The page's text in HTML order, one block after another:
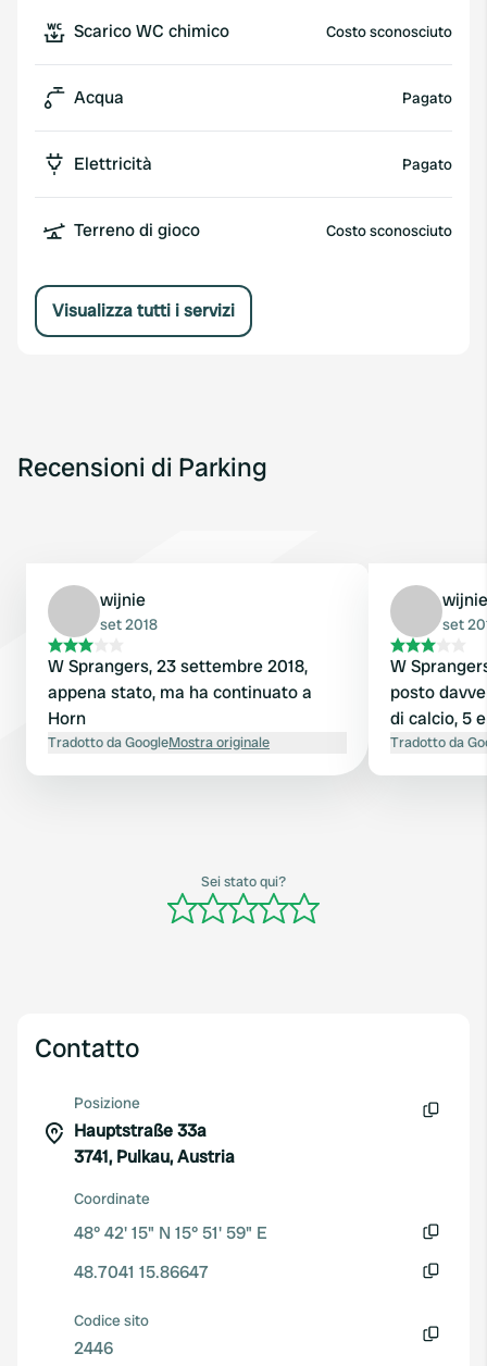
Scarico WC chimico Costo sconosciuto
Acqua Pagato
Elettricità Pagato
Terreno di gioco Costo sconosciuto
Visualizza tutti i servizi
Recensioni di Parking
wijnie
set 2018
W Sprangers, 23 settembre 2018,
appena stato, ma ha continuato a
Horn
Tradotto da GoogleMostra originale
set
W
posto
di calcio, 5
Tradotto da
Sei stato qui?
Contatto
Posizione
Hauptstraße 33a
3741, Pulkau, Austria
Coordinate
48° 42' 15" N 15° 51' 59" E
48.7041 15.86647
Codice sito
2446